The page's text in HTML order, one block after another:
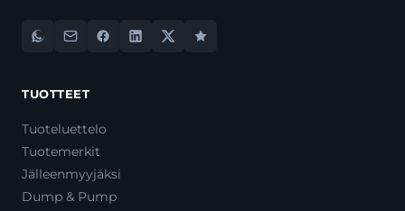
TUOTTEET
Tuoteluettelo
Tuotemerkit
Jälleenmyyjäksi
Dump & Pump